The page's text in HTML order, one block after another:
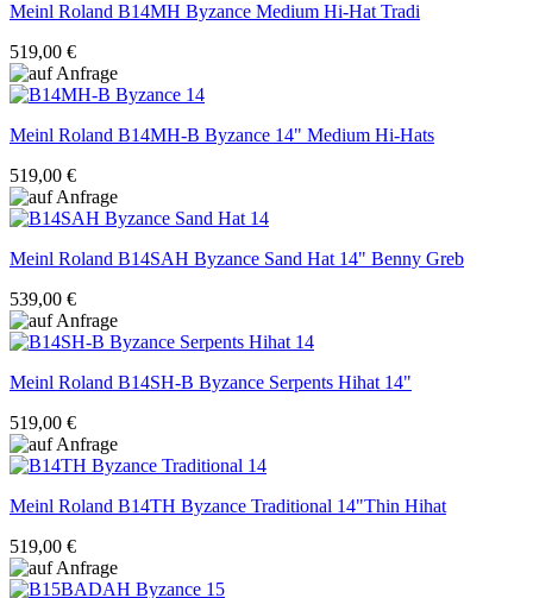
Meinl Roland B14MH Byzance Medium Hi-Hat Tradi
519,00 €
Meinl Roland B14MH-B Byzance 14" Medium Hi-Hats
519,00 €
Meinl Roland B14SAH Byzance Sand Hat 14" Benny Greb
539,00 €
Meinl Roland B14SH-B Byzance Serpents Hihat 14"
519,00 €
Meinl Roland B14TH Byzance Traditional 14"Thin Hihat
519,00 €